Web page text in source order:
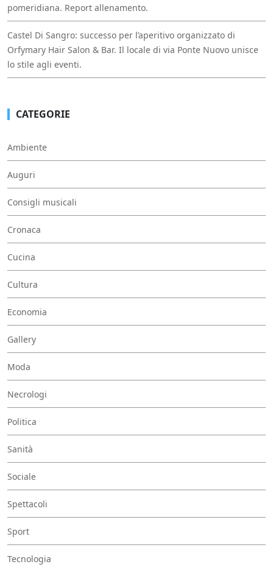
pomeridiana. Report allenamento.
Castel Di Sangro: successo per l’aperitivo organizzato di
Orfymary Hair Salon & Bar. Il locale di via Ponte Nuovo unisce
lo stile agli eventi.
CATEGORIE
Ambiente
Auguri
Consigli musicali
Cronaca
Cucina
Cultura
Economia
Gallery
Moda
Necrologi
Politica
Sanità
Sociale
Spettacoli
Sport
Tecnologia